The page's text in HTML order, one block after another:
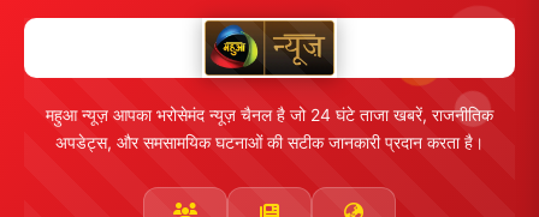
महुआ न्यूज़ आपका भरोसेमंद न्यूज़ चैनल है जो 24 घंटे ताजा खबरें, राजनीतिक
अपडेट्स, और समसामयिक घटनाओं की सटीक जानकारी प्रदान करता है।